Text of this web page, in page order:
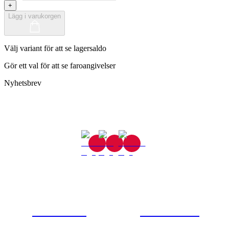
+
Lägg i varukorgen
Välj variant för att se lagersaldo
Gör ett val för att se faroangivelser
Nyhetsbrev